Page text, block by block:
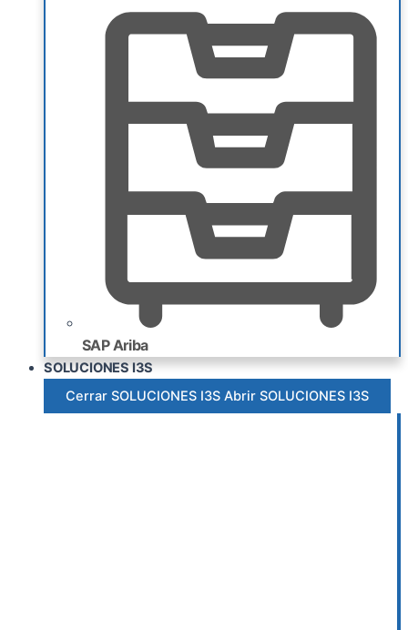
SAP Ariba
SOLUCIONES I3S
Cerrar SOLUCIONES I3S Abrir SOLUCIONES I3S